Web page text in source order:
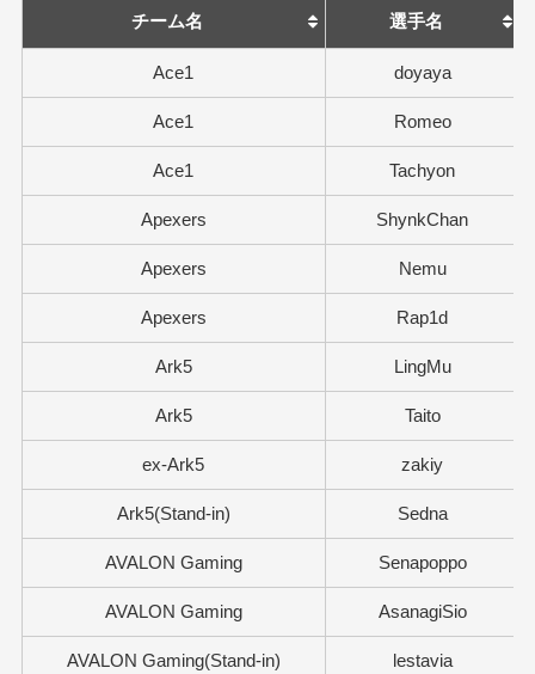
チーム名 選手名
Ace1 doyaya
Ace1 Romeo
Ace1 Tachyon
Apexers ShynkChan
Apexers Nemu
Apexers Rap1d
Ark5 LingMu
Ark5 Taito
ex-Ark5 zakiy
Ark5(Stand-in) Sedna
AVALON Gaming Senapoppo
AVALON Gaming AsanagiSio
AVALON Gaming(Stand-in) lestavia